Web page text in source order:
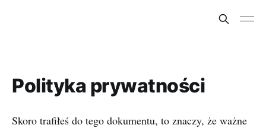
Polityka prywatności
Skoro trafiłeś do tego dokumentu, to znaczy, że ważne